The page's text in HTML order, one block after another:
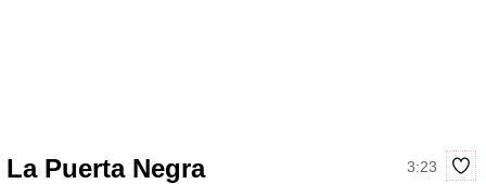
La Puerta Negra 3:23